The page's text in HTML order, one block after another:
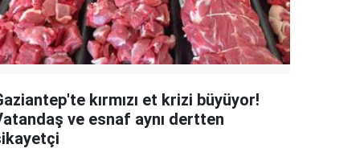
kırmızı et krizi büyüyor!
ve esnaf aynı dertten